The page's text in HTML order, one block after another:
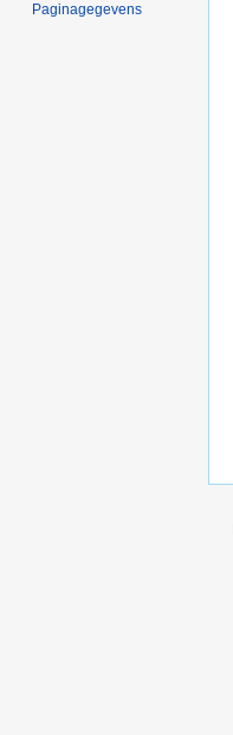
Paginagegevens